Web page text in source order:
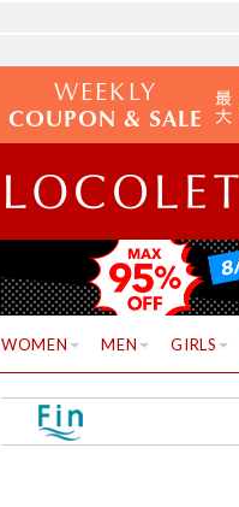
WEEKLY
COUPON & SALE
WOMEN MEN GIRLS